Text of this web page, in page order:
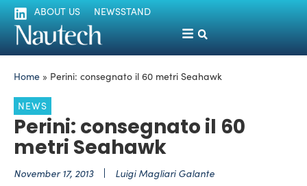
ABOUT US NEWSSTAND
Home » Perini: consegnato il 60 metri Seahawk
NEWS
Perini: consegnato il 60
metri Seahawk
November 17, 2013 Luigi Magliari Galante